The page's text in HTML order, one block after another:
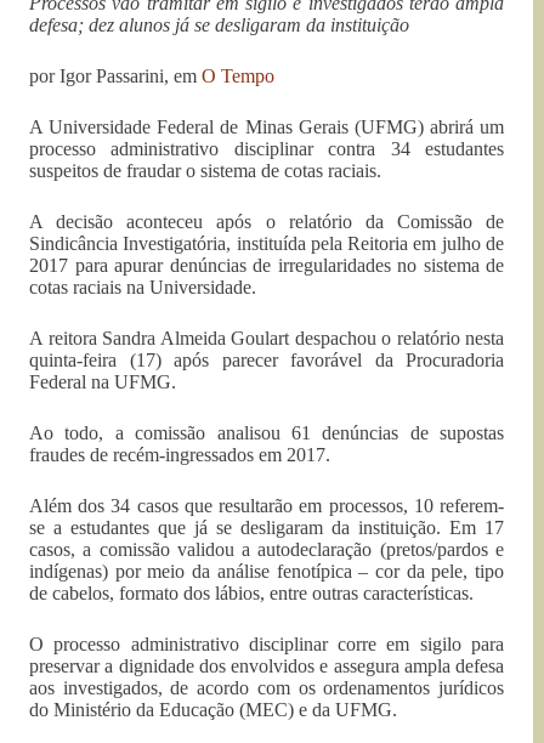
defesa; dez alunos já se desligaram da instituição
por Igor Passarini, em O Tempo
A Universidade Federal de Minas Gerais (UFMG) abrirá um
processo administrativo disciplinar contra 34 estudantes
suspeitos de fraudar o sistema de cotas raciais.
A decisão aconteceu após o relatório da Comissão de
Sindicância Investigatória, instituída pela Reitoria em julho de
2017 para apurar denúncias de irregularidades no sistema de
cotas raciais na Universidade.
A reitora Sandra Almeida Goulart despachou o relatório nesta
quinta-feira (17) após parecer favorável da Procuradoria
Federal na UFMG.
Ao todo, a comissão analisou 61 denúncias de supostas
fraudes de recém-ingressados em 2017.
Além dos 34 casos que resultarão em processos, 10 referem-
se a estudantes que já se desligaram da instituição. Em 17
casos, a comissão validou a autodeclaração (pretos/pardos e
indígenas) por meio da análise fenotípica – cor da pele, tipo
de cabelos, formato dos lábios, entre outras características.
O processo administrativo disciplinar corre em sigilo para
preservar a dignidade dos envolvidos e assegura ampla defesa
aos investigados, de acordo com os ordenamentos jurídicos
do Ministério da Educação (MEC) e da UFMG.